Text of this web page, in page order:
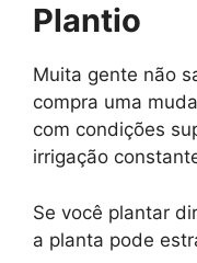
Plantio
Muita gente não
compra uma
com condições
irrigação
Se você plantar
a planta pode